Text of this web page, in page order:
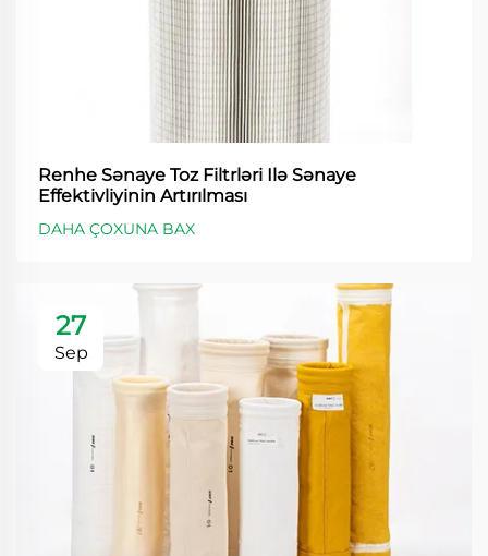
Renhe Sənaye Toz Filtrləri Ilə Sənaye
Effektivliyinin Artırılması
DAHA ÇOXUNA BAX
27
Sep